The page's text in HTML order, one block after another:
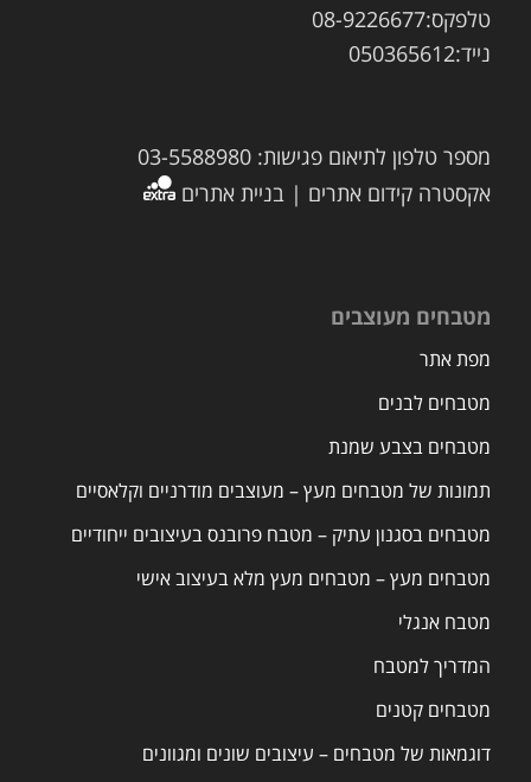
טלפקס:08-9226677
נייד:050365612
מספר טלפון לתיאום פגישות: 03-5588980
אקסטרה קידום אתרים | בניית אתרים
מטבחים מעוצבים
מפת אתר
מטבחים לבנים
מטבחים בצבע שמנת
תמונות של מטבחים מעץ – מעוצבים מודרניים וקלאסיים
מטבחים בסגנון עתיק – מטבח פרובנס בעיצובים ייחודיים
מטבחים מעץ – מטבחים מעץ מלא בעיצוב אישי
מטבח אנגלי
המדריך למטבח
מטבחים קטנים
דוגמאות של מטבחים – עיצובים שונים ומגוונים